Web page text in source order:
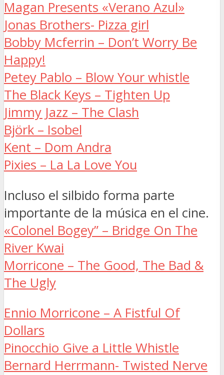
Magan Presents «Verano Azul»
Jonas Brothers- Pizza girl
Bobby Mcferrin – Don’t Worry Be
Happy!
Petey Pablo – Blow Your whistle
The Black Keys – Tighten Up
Jimmy Jazz – The Clash
Björk – Isobel
Kent – Dom Andra
Pixies – La La Love You
Incluso el silbido forma parte
importante de la música en el cine.
«Colonel Bogey” – Bridge On The
River Kwai
Morricone – The Good, The Bad &
The Ugly
Ennio Morricone – A Fistful Of
Dollars
Pinocchio Give a Little Whistle
Bernard Herrmann- Twisted Nerve